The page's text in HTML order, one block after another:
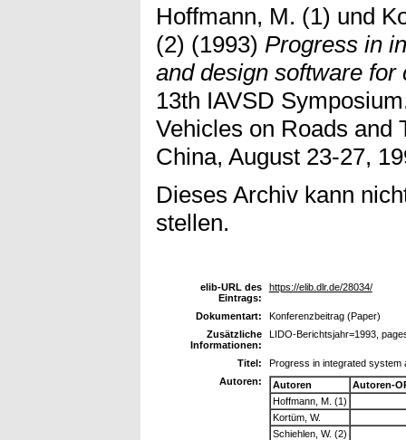
Hoffmann, M. (1) und
(2) (1993) Progress in
and design software
13th IAVSD
Vehicles on Roads and
China, August 23-27,
Dieses Archiv kann
stellen.
elib-URL des
Eintrags:
https://elib.dlr.de/28034/
Dokumentart:
Konferenzbeitrag (Paper)
Zusätzliche
Informationen:
LIDO-Berichtsjahr=1993,
Titel:
Progress in integrated system
Autoren:
Autoren
Autoren-
Hoffmann, M. (1)
Kortüm, W.
Schiehlen, W. (2)